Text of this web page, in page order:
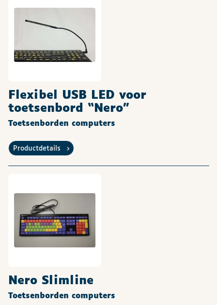
Flexibel USB LED voor
toetsenbord “Nero”
Toetsenborden computers
Productdetails
Nero Slimline
Toetsenborden computers